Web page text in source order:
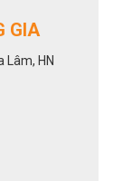
GIA
Lâm, HN